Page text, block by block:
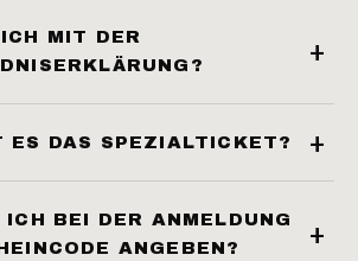
MIT DER
ES DAS SPEZIALTICKET?
ICH BEI DER ANMELDUNG
ANGEBEN?